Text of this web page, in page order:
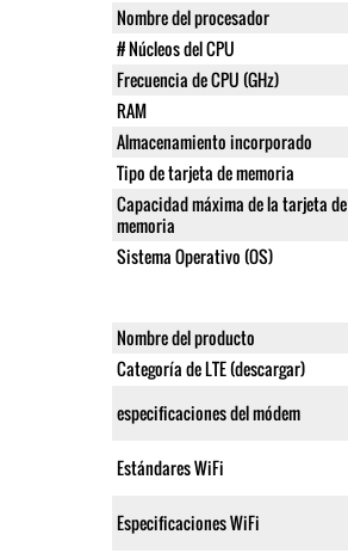
Nombre del procesador
# Núcleos del CPU
Frecuencia de CPU (GHz)
RAM
Almacenamiento incorporado
Tipo de tarjeta de memoria
Capacidad máxima de la tarjeta de
memoria
Sistema Operativo (OS)
Nombre del producto
Categoría de LTE (descargar)
especificaciones del módem
Estándares WiFi
Especificaciones WiFi